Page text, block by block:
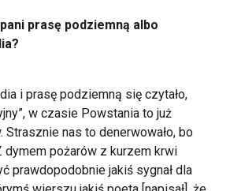
prasę podziemną albo
i prasę podziemną się czytało,
w czasie Powstania to już
Strasznie nas to denerwowało, bo
dymem pożarów z kurzem krwi
prawdopodobnie jakiś sygnał dla